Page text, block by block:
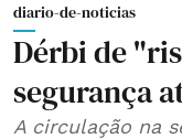
diario-de-noticias
Dérbi de
segurança
A circulação na